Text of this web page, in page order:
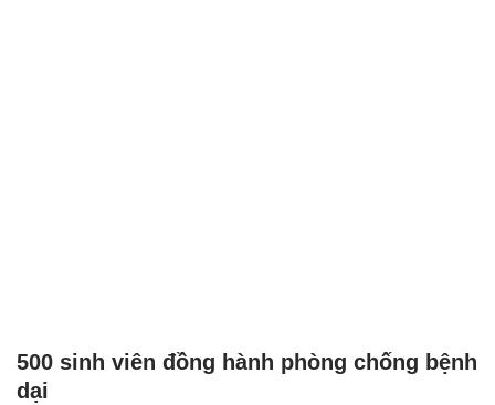
500 sinh viên đồng hành phòng chống bệnh
dại